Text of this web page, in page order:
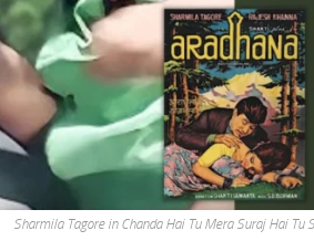
Sharmila Tagore in Chanda Hai Tu Mera Suraj Hai Tu